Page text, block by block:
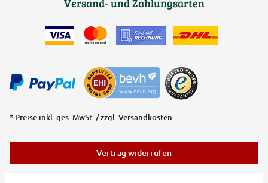
* Preise inkl. ges. MwSt. / zzgl. Versandkosten
Vertrag widerrufen